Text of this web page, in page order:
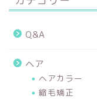
Q&A
ヘア
ヘアカラー
縮毛矯正